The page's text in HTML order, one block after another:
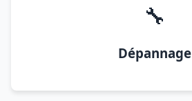
🔧
Dépannage